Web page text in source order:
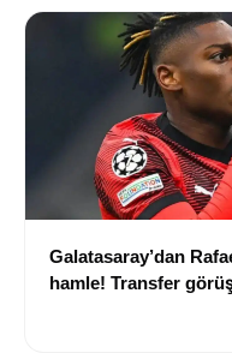
Galatasaray’dan
hamle! Transfer